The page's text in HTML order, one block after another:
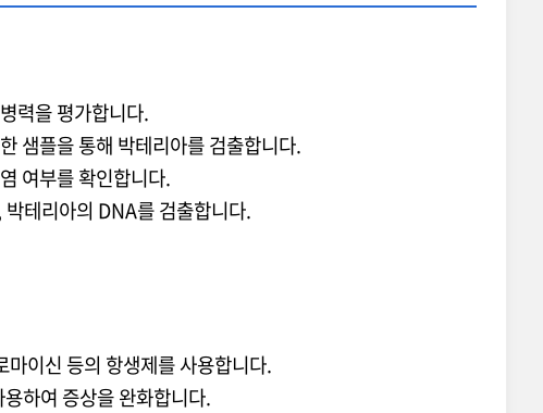
력을 평가합니다.
샘플을 통해 박테리아를 검출합니다.
여부를 확인합니다.
테리아의 DNA를 검출합니다.
이신 등의 항생제를 사용합니다.
하여 증상을 완화합니다.